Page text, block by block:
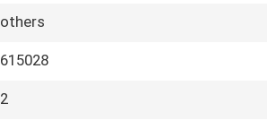
others
615028
2